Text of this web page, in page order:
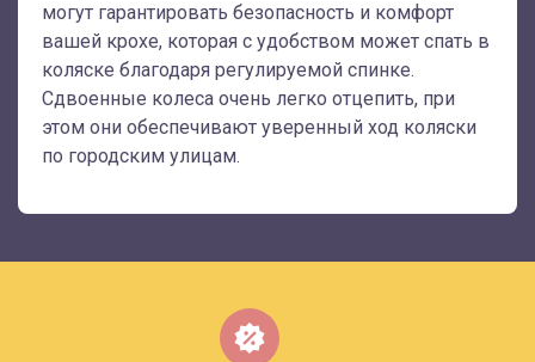
могут гарантировать безопасность и комфорт
вашей крохе, которая с удобством может спать в
коляске благодаря регулируемой спинке.
Сдвоенные колеса очень легко отцепить, при
этом они обеспечивают уверенный ход коляски
по городским улицам.